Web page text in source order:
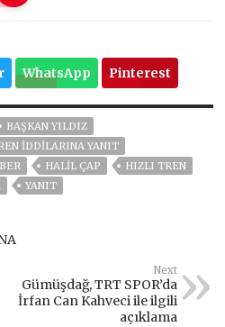
WhatsApp Pinterest
BAŞKAN YILDIZ
İDDILARINA YANIT
HALİL ÇAP
HIZLI TREN
YANIT
Next
Gümüşdağ, TRT SPOR’da
İrfan Can Kahveci ile ilgili
açıklama